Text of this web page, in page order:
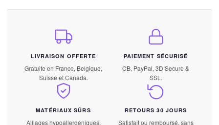
LIVRAISON OFFERTE
Gratuite en France, Belgique,
Suisse et Canada.
PAIEMENT SÉCURISÉ
CB, PayPal, 3D Secure &
SSL.
MATÉRIAUX SÛRS
Alliages hypoallergéniques,
RETOURS 30 JOURS
Satisfait ou remboursé, sans